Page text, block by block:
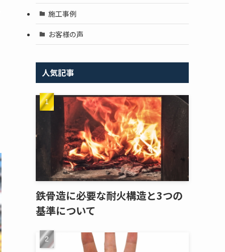
施工事例
お客様の声
人気記事
鉄骨造に必要な耐火構造と3つの
基準について